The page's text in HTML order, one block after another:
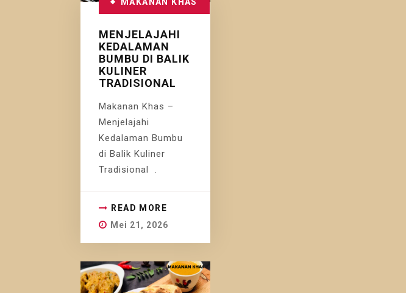
MENJELAJAHI
KEDALAMAN
BUMBU DI BALIK
KULINER
TRADISIONAL
Makanan Khas –
Menjelajahi
Kedalaman Bumbu
di Balik Kuliner
Tradisional .
READ MORE
Mei 21, 2026